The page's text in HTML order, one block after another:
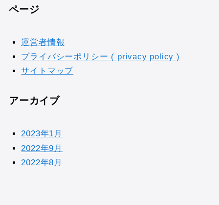
ページ
運営者情報
プライバシーポリシー ( privacy policy )
サイトマップ
アーカイブ
2023年1月
2022年9月
2022年8月